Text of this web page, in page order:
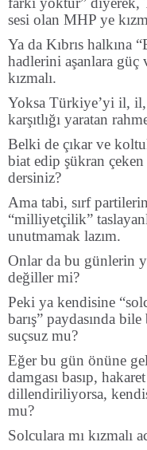
sesi olan MHP ye
Ya da Kıbrıs halkına
hadlerini aşanlara güç
kızmalı.
Yoksa Türkiye’yi il,
karşıtlığı yaratan
Belki de çıkar ve
biat edip şükran
dersiniz?
Ama tabi, sırf
“milliyetçilik”
unutmamak lazım.
Onlar da bu günlerin
değiller mi?
Peki ya kendisine
barış” paydasında
suçsuz mu?
Eğer bu gün önüne
damgası basıp,
dillendiriliyorsa,
mu?
Solculara mı kızmalı